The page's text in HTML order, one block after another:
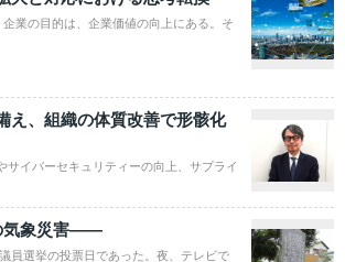
業の目的は、企業価値の向上にある。そ
え、組織の体質改善で形骸化
サイバーセキュリティーの向上、サプライ
気象災害――
員選挙の投票日であった。夜、テレビで